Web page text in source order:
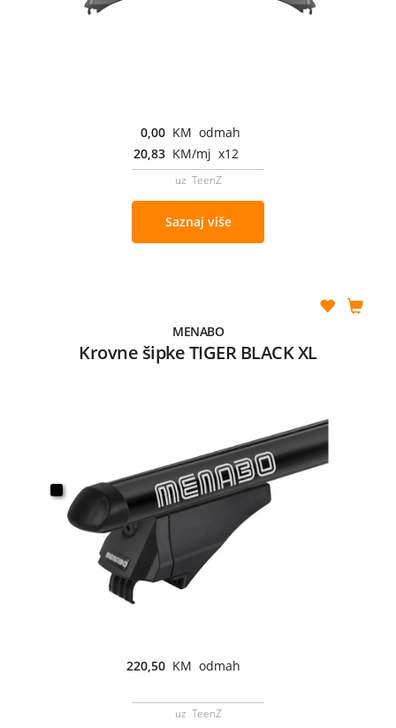
0,00 KM odmah
20,83 KM/mj x12
uz TeenZ
Saznaj više
MENABO
Krovne šipke TIGER BLACK XL
220,50 KM odmah
uz TeenZ